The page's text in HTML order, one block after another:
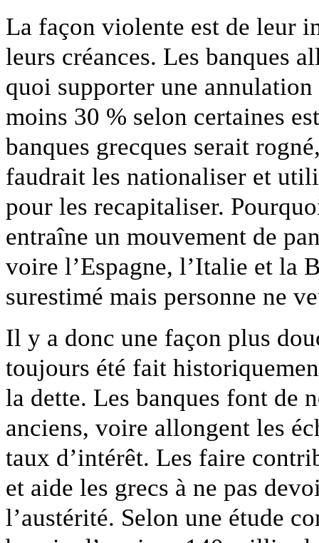
La façon violente est de leur
leurs créances. Les banques
quoi supporter une
moins 30 % selon certaines
banques grecques serait
faudrait les nationaliser et
pour les recapitaliser.
entraîne un mouvement de
voire l’Espagne, l’Italie et la
surestimé mais personne ne
Il y a donc une façon plus
toujours été fait
la dette. Les banques font de
anciens, voire allongent les
taux d’intérêt. Les faire
et aide les grecs à ne pas
l’austérité. Selon une étude